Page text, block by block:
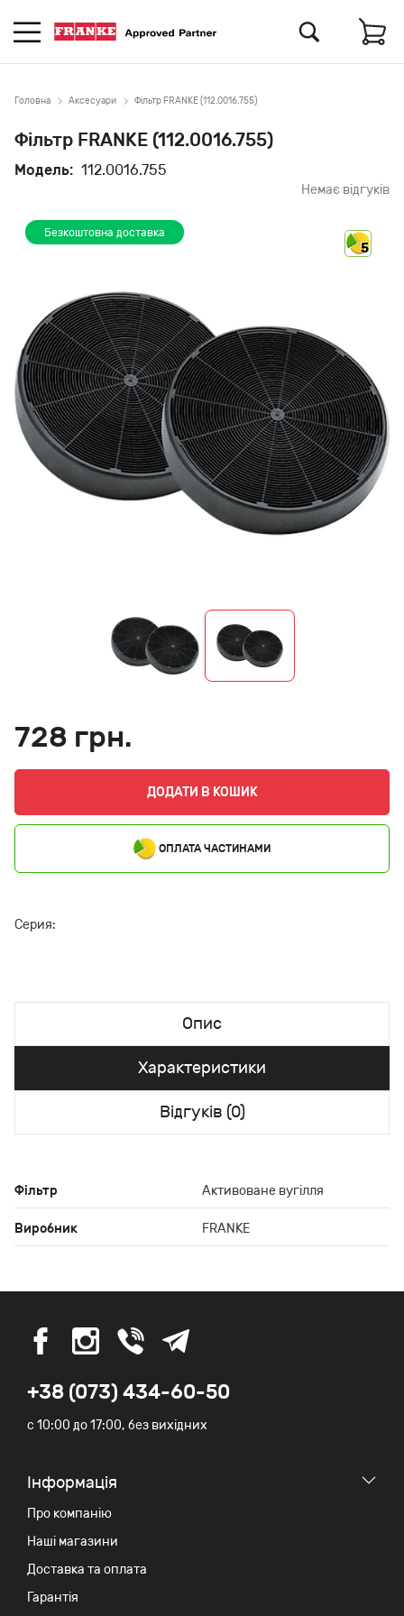
Головна Аксесуари Фільтр FRANKE (112.0016.755)
Фільтр FRANKE (112.0016.755)
Модель: 112.0016.755
Немає відгуків
Безкоштовна доставка
5
728 грн.
ДОДАТИ В КОШИК
ОПЛАТА ЧАСТИНАМИ
Серия:
Опис
Характеристики
Відгуків (0)
Фільтр Активоване вугілля
Виробник FRANKE
+38 (073) 434-60-50
c 10:00 до 17:00, без вихідних
Iнформація
Про компанію
Наші магазини
Доставка та оплата
Гарантія